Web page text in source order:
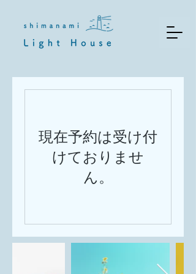
現在予約は受け付
けておりませ
ん。